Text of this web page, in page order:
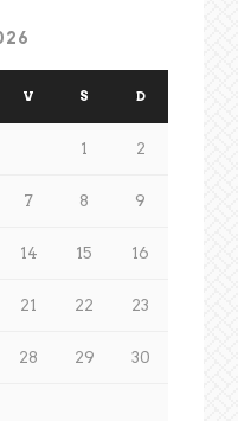
V S D
1 2
7 8 9
14 15 16
21 22 23
28 29 30